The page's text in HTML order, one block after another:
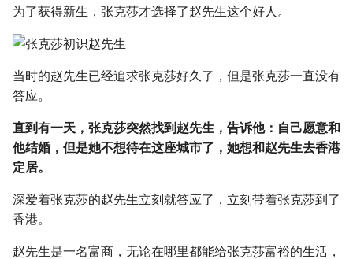
为了获得新生，张克莎才选择了赵先生这个好人。
当时的赵先生已经追求张克莎好久了，但是张克莎一直没有
答应。
直到有一天，张克莎突然找到赵先生，告诉他：自己愿意和
他结婚，但是她不想待在这座城市了，她想和赵先生去香港
定居。
深爱着张克莎的赵先生立刻就答应了，立刻带着张克莎到了
香港。
赵先生是一名富商，无论在哪里都能给张克莎富裕的生活，